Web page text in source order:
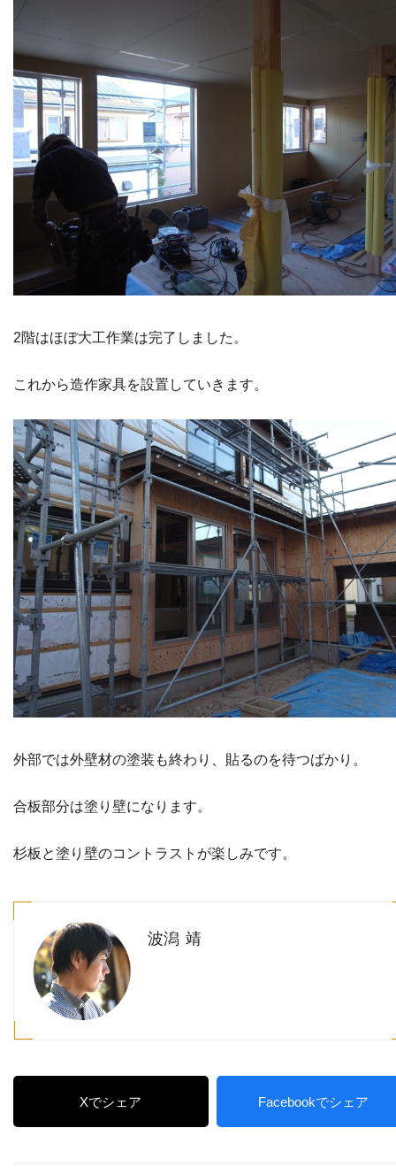
2階はほぼ大工作業は完了しました。
これから造作家具を設置していきます。
外部では外壁材の塗装も終わり、貼るのを待つばかり。
合板部分は塗り壁になります。
杉板と塗り壁のコントラストが楽しみです。
波潟 靖
Xでシェア Facebookでシェア